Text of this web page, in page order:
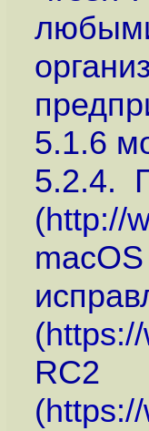
5.1.6
5.2.4.
(http://
(
RC2
(